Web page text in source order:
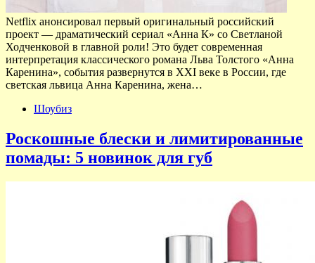
Netflix анонсировал первый оригинальный российский
проект — драматический сериал «Анна К» со Светланой
Ходченковой в главной роли! Это будет современная
интерпретация классического романа Льва Толстого «Анна
Каренина», события развернутся в XXI веке в России, где
светская львица Анна Каренина, жена…
Шоубиз
Роскошные блески и лимитированные
помады: 5 новинок для губ